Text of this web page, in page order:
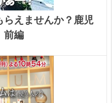
らえませんか？鹿児
前編